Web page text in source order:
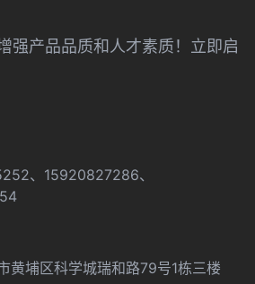
强产品品质和人才素质！立即启
、15920827286、
黄埔区科学城瑞和路79号1栋三楼